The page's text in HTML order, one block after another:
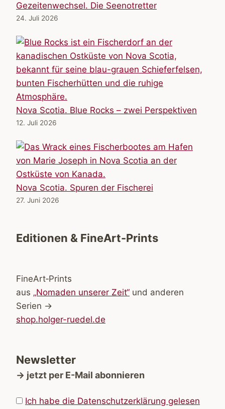
Gezeitenwechsel. Die Seenotretter
24. Juli 2026
Nova Scotia. Blue Rocks – zwei Perspektiven
12. Juli 2026
Nova Scotia. Spuren der Fischerei
27. Juni 2026
Editionen & FineArt-Prints
FineArt‑Prints
aus „Nomaden unserer Zeit“ und anderen
Serien →
shop.holger-ruedel.de
Newsletter
→ jetzt per E-Mail abonnieren
Ich habe die Datenschutzerklärung gelesen